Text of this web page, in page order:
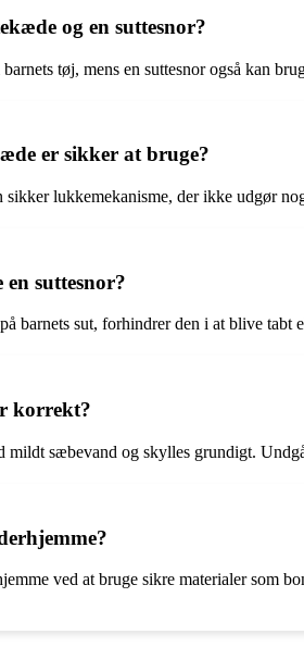
og en suttesnor?
tøj, mens en suttesnor også kan
er sikker at bruge?
lukkemekanisme, der ikke udgør
suttesnor?
barnets sut, forhindrer den i at blive
korrekt?
mildt sæbevand og skylles grundigt.
ved at bruge sikre materialer som